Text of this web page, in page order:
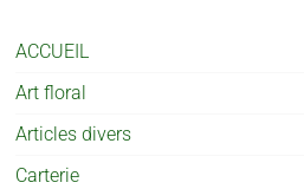
ACCUEIL
Art floral
Articles divers
Carterie